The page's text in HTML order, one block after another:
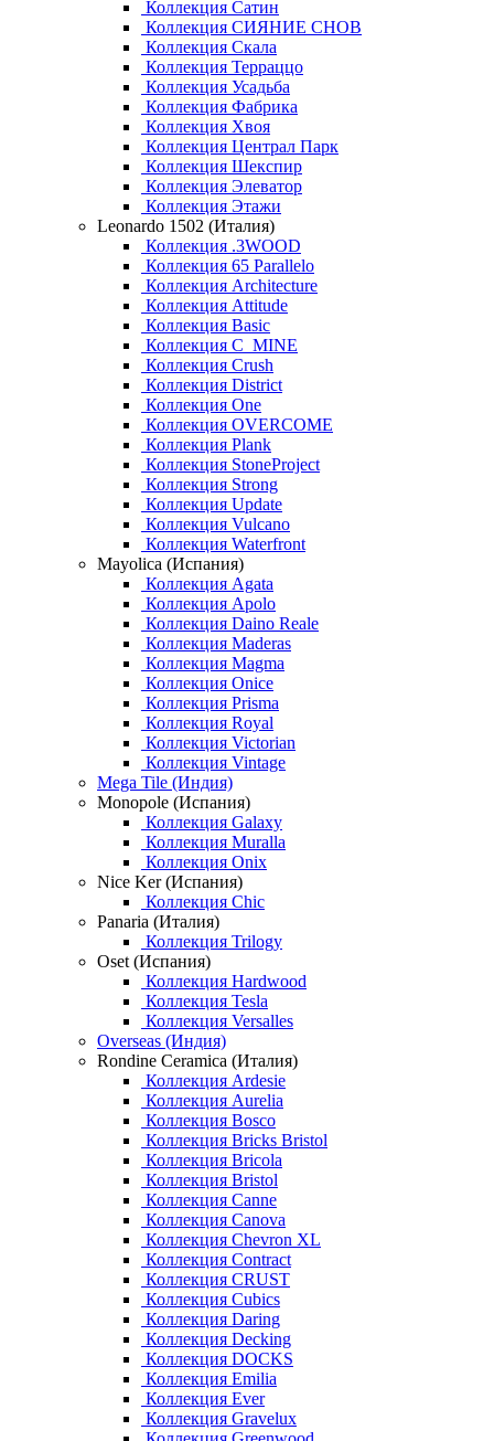
Коллекция Сатин
Коллекция СИЯНИЕ СНОВ
Коллекция Скала
Коллекция Терраццо
Коллекция Усадьба
Коллекция Фабрика
Коллекция Хвоя
Коллекция Централ Парк
Коллекция Шекспир
Коллекция Элеватор
Коллекция Этажи
Leonardo 1502 (Италия)
Коллекция .3WOOD
Коллекция 65 Parallelo
Коллекция Architecture
Коллекция Attitude
Коллекция Basic
Коллекция C_MINE
Коллекция Crush
Коллекция District
Коллекция One
Коллекция OVERCOME
Коллекция Plank
Коллекция StoneProject
Коллекция Strong
Коллекция Update
Коллекция Vulcano
Коллекция Waterfront
Mayolica (Испания)
Коллекция Agata
Коллекция Apolo
Коллекция Daino Reale
Коллекция Maderas
Коллекция Magma
Коллекция Onice
Коллекция Prisma
Коллекция Royal
Коллекция Victorian
Коллекция Vintage
Mega Tile (Индия)
Monopole (Испания)
Коллекция Galaxy
Коллекция Muralla
Коллекция Onix
Nice Ker (Испания)
Коллекция Chic
Panaria (Италия)
Коллекция Trilogy
Oset (Испания)
Коллекция Hardwood
Коллекция Tesla
Коллекция Versalles
Overseas (Индия)
Rondine Ceramica (Италия)
Коллекция Ardesie
Коллекция Aurelia
Коллекция Bosco
Коллекция Bricks Bristol
Коллекция Bricola
Коллекция Bristol
Коллекция Canne
Коллекция Canova
Коллекция Chevron XL
Коллекция Contract
Коллекция CRUST
Коллекция Cubics
Коллекция Daring
Коллекция Decking
Коллекция DOCKS
Коллекция Emilia
Коллекция Ever
Коллекция Gravelux